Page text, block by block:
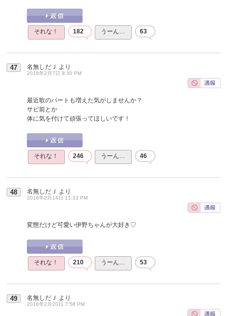
それな！ 182 うーん… 63
47 名無しだＪ より
2016年2月7日 8:30 PM
最近歌のパートも増えた気がしませんか？
サビ前とか
体に気を付けて頑張ってほしいです！
それな！ 246 うーん… 46
48 名無しだＪ より
2016年2月14日 11:33 PM
変態だけど可愛い伊野ちゃんが大好き♡
それな！ 210 うーん… 53
49 名無しだＪ より
2016年2月20日 7:58 PM